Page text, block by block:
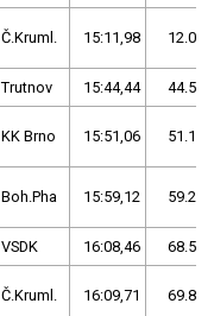
Č.Kruml. 15:11,98 12.07/
Trutnov 15:44,44 44.53/
KK Brno 15:51,06 51.15/
Boh.Pha 15:59,12 59.21/
VSDK 16:08,46 68.55/
Č.Kruml. 16:09,71 69.80/